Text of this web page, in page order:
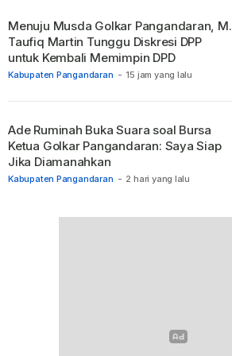
Kabupaten Pangandaran - 15 jam yang lalu
Menuju Musda Golkar Pangandaran, M.
Taufiq Martin Tunggu Diskresi DPP
untuk Kembali Memimpin DPD
Kabupaten Pangandaran - 2 hari yang lalu
Ade Ruminah Buka Suara soal Bursa
Ketua Golkar Pangandaran: Saya Siap
Jika Diamanahkan